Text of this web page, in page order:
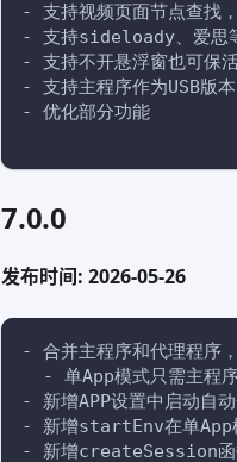
- 支持视频页面节点查找
- 支持sideloady、爱思
- 支持不开悬浮窗也可保
- 支持主程序作为USB版
- 优化部分功能
7.0.0
发布时间: 2026-05-26
- 合并主程序和代理程序
- 单App模式只需主程
- 新增APP设置中启动自
- 新增startEnv在单App
- 新增createSession函